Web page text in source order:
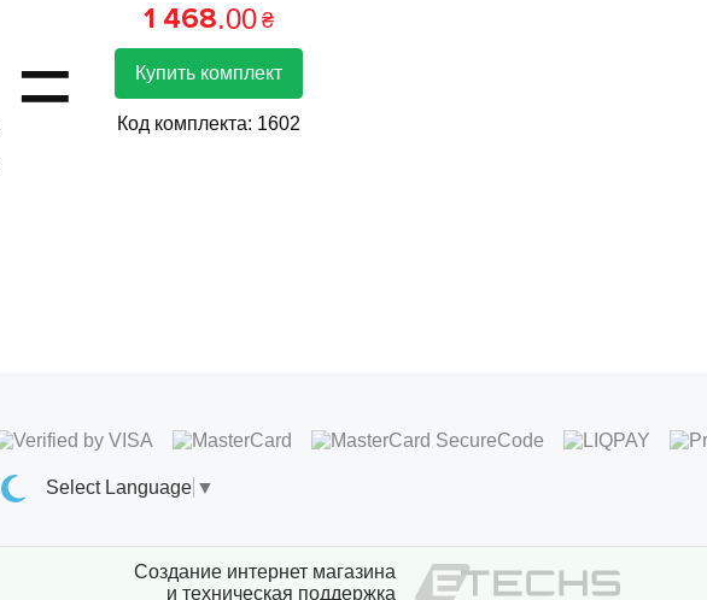
=
1 468.00 ₴
Купить комплект
Код комплекта: 1602
Select Language ▼
Создание интернет магазина
и техническая поддержка